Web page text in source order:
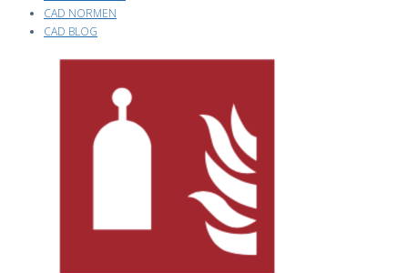
CAD NORMEN
CAD BLOG